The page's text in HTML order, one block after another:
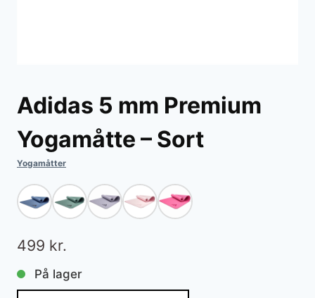
Adidas 5 mm Premium
Yogamåtte – Sort
Yogamåtter
499 kr.
På lager